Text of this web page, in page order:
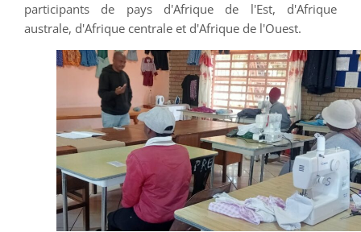
participants de pays d'Afrique de l'Est, d'Afrique
australe, d'Afrique centrale et d'Afrique de l'Ouest.